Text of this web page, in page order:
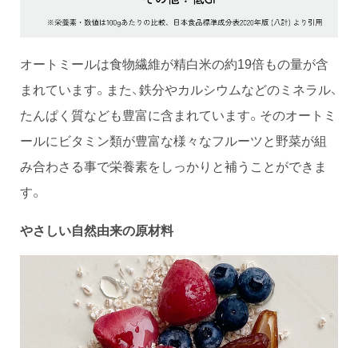
オートミールは食物繊維が精白米の約19倍もの量が含
まれています。また、鉄分やカルシウムなどのミネラル、
たんぱく質なども豊富に含まれています。そのオートミ
ールにビタミン類が豊富な様々なフルーツと野菜が組
み合わさる事で栄養素をしっかりと補うことができま
す。
やさしい自然由来の原材料